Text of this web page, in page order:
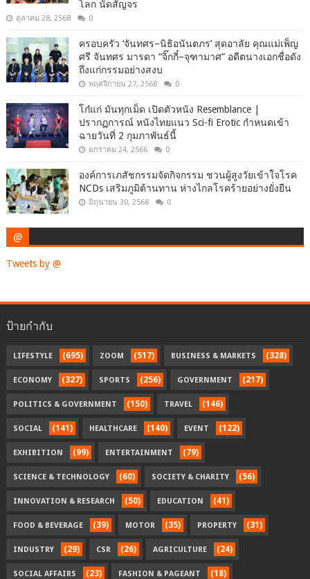
โลก นัดสัญจร
ตุลาคม 28, 2568 0
ครอบครัว ‘จันทศร–นิธิอนันตภร’ สุดอาลัย คุณแม่เพ็ญ
ศรี จันทศร มารดา “จิ๊กกี๋–จุฑามาศ” อดีตนางเอกชื่อดัง
ถึงแก่กรรมอย่างสงบ
พฤศจิกายน 27, 2568 0
โก๋แก่ มันทุกเม็ด เปิดตัวหนัง Resemblance |
ปรากฏการณ์ หนังไทยแนว Sci-fi Erotic กำหนดเข้า
ฉายวันที่ 2 กุมภาพันธ์นี้
มกราคม 24, 2566 0
องค์การเภสัชกรรมจัดกิจกรรม ชวนผู้สูงวัยเข้าใจโรค
NCDs เสริมภูมิต้านทาน ห่างไกลโรคร้ายอย่างยั่งยืน
มิถุนายน 30, 2568 0
@
Tweets by @
ป้ายกำกับ
LIFESTYLE (695) ZOOM (517) BUSINESS & MARKETS (328)
ECONOMY (327) SPORTS (256) GOVERNMENT (217)
POLITICS & GOVERNMENT (150) TRAVEL (146)
SOCIAL (141) HEALTHCARE (140) EVENT (122)
EXHIBITION (99) ENTERTAINMENT (79)
SCIENCE & TECHNOLOGY (60) SOCIETY & CHARITY (56)
INNOVATION & RESEARCH (50) EDUCATION (41)
FOOD & BEVERAGE (39) MOTOR (35) PROPERTY (31)
INDUSTRY (29) CSR (26) AGRICULTURE (24)
SOCIAL AFFAIRS (23) FASHION & PAGEANT (18)